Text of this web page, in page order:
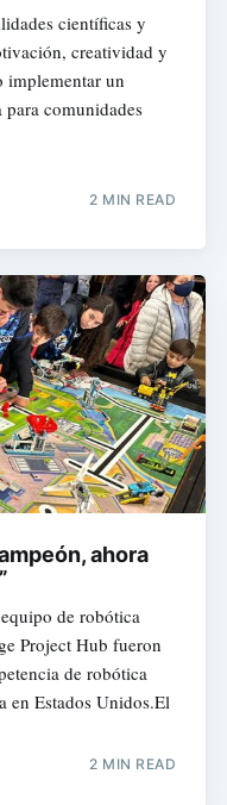
científicas y
creatividad y
implementar un
comunidades
2 MIN READ
ahora
de robótica
Project Hub fueron
de robótica
en Estados Unidos.El
2 MIN READ